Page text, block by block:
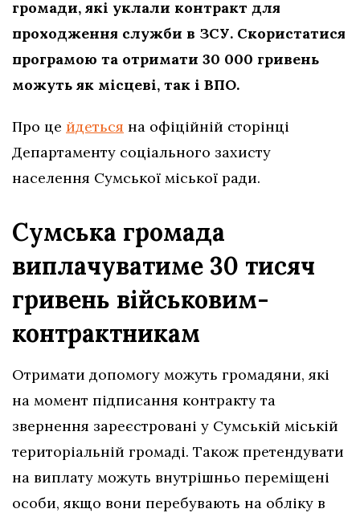
громади, які уклали контракт для
проходження служби в ЗСУ. Скористатися
програмою та отримати 30 000 гривень
можуть як місцеві, так і ВПО.
Про це йдеться на офіційній сторінці
Департаменту соціального захисту
населення Сумської міської ради.
Сумська громада
виплачуватиме 30 тисяч
гривень військовим-
контрактникам
Отримати допомогу можуть громадяни, які
на момент підписання контракту та
звернення зареєстровані у Сумській міській
територіальній громаді. Також претендувати
на виплату можуть внутрішньо переміщені
особи, якщо вони перебувають на обліку в